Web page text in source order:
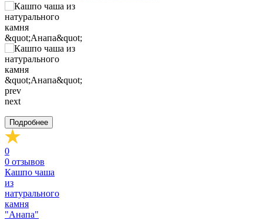
prev
next
Подробнее
0
0 отзывов
Кашпо чаша
из
натурального
камня
"Анапа"